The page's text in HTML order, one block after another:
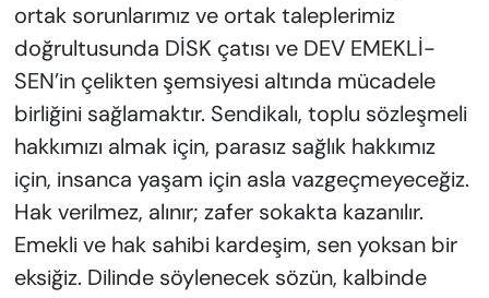
ortak sorunlarımız ve ortak taleplerimiz
doğrultusunda DİSK çatısı ve DEV EMEKLİ-
SEN’in çelikten şemsiyesi altında mücadele
birliğini sağlamaktır. Sendikalı, toplu sözleşmeli
hakkımızı almak için, parasız sağlık hakkımız
için, insanca yaşam için asla vazgeçmeyeceğiz.
Hak verilmez, alınır; zafer sokakta kazanılır.
Emekli ve hak sahibi kardeşim, sen yoksan bir
eksiğiz. Dilinde söylenecek sözün, kalbinde